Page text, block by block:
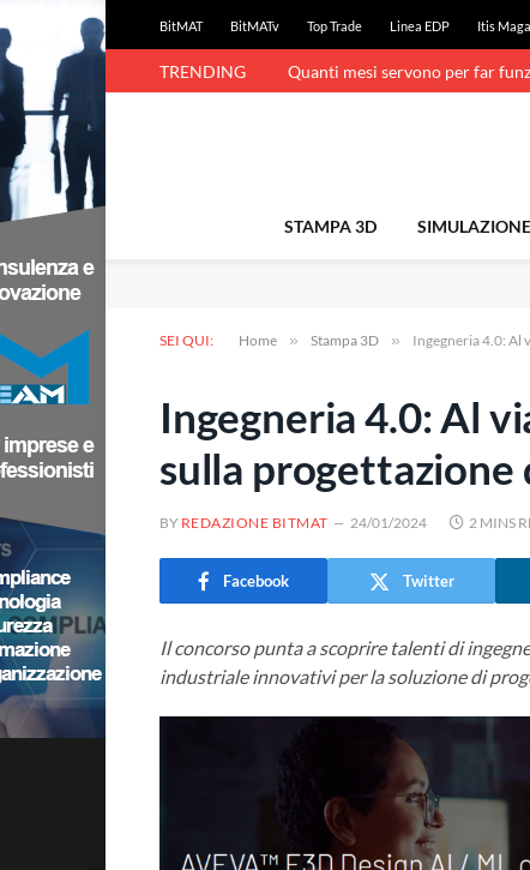
BitMAT BitMATv Top Trade Linea EDP Itis
TRENDING Quanti mesi servono per far
STAMPA 3D SIMULAZIONE
SEI QUI: Home » Stampa 3D » Ingegneria 4.0: Al
Ingegneria 4.0: Al
sulla progettazione
BY REDAZIONE BITMAT 24/01/2024 2 MINS
Facebook Twitter
Il concorso punta a scoprire talenti di
industriale innovativi per la soluzione di